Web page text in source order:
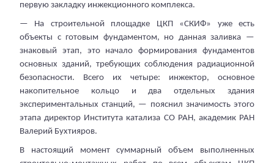
первую закладку инжекционного комплекса.
— На строительной площадке ЦКП «СКИФ» уже есть
объекты с готовым фундаментом, но данная заливка —
знаковый этап, это начало формирования фундаментов
основных зданий, требующих соблюдения радиационной
безопасности. Всего их четыре: инжектор, основное
накопительное кольцо и два отдельных здания
экспериментальных станций, — пояснил значимость этого
этапа директор Института катализа СО РАН, академик РАН
Валерий Бухтияров.
В настоящий момент суммарный объем выполненных